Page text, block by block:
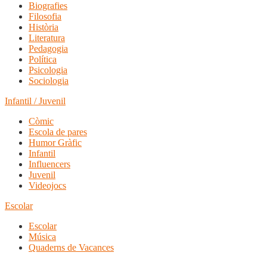
Biografies
Filosofia
Història
Literatura
Pedagogia
Política
Psicologia
Sociologia
Infantil / Juvenil
Còmic
Escola de pares
Humor Gràfic
Infantil
Influencers
Juvenil
Videojocs
Escolar
Escolar
Música
Quaderns de Vacances